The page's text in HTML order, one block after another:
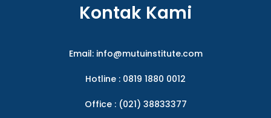
Kontak Kami
Email: info@mutuinstitute.com
Hotline : 0819 1880 0012
Office : (021) 38833377